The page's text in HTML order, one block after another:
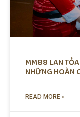
MM88 LAN
NHỮNG HOÀN
READ MORE »